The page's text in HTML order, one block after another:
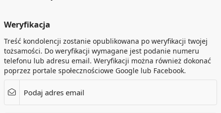
Weryfikacja
Treść kondolencji zostanie opublikowana po weryfikacji twojej
tożsamości. Do weryfikacji wymagane jest podanie numeru
telefonu lub adresu email. Weryfikacji można również dokonać
poprzez portale społecznościowe Google lub Facebook.
Podaj adres email